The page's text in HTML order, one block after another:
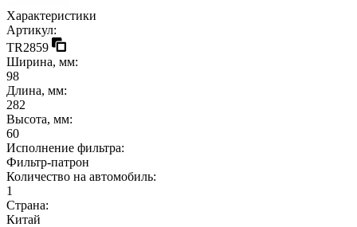
Характеристики
Артикул:
TR2859
Ширина, мм:
98
Длина, мм:
282
Высота, мм:
60
Исполнение фильтра:
Фильтр-патрон
Количество на автомобиль:
1
Страна:
Китай